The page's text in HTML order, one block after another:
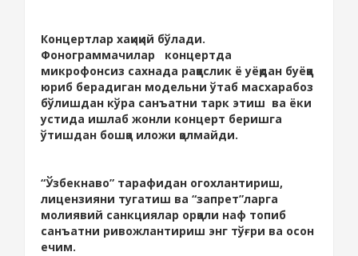
Концертлар хақиқий бўлади.
Фонограммачилар концертда
микрофонсиз сахнада раққослик ё уёқдан буёққа
юриб берадиган модельни ўтаб масхарабоз
бўлишдан кўра санъатни тарк этиш ва ёки
устида ишлаб жонли концерт беришга
ўтишдан бошқа иложи қолмайди.
“Ўзбекнаво” тарафидан огохлантириш,
лицензияни тугатиш ва “запрет”ларга
молиявий санкциялар орқали наф топиб
санъатни ривожлантириш энг тўғри ва осон
ечим.